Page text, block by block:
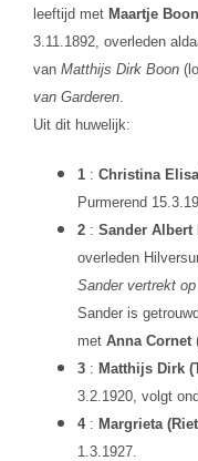
leeftijd met Maartje Boon
3.11.1892, overleden
van Matthijs Dirk Boon
van Garderen.
Uit dit huwelijk:
1 : Christina
Purmerend
2 : Sander Albert
overleden
Sander vertrekt
Sander is
met Anna Cornet
3 : Matthijs Dirk
3.2.1920, volgt
4 : Margrieta
1.3.1927.